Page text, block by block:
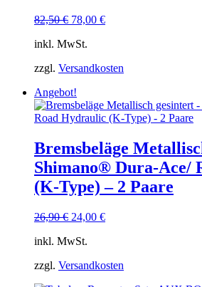
82,50€ Ursprünglicher
war:
78,00 €Aktueller
inkl. MwSt.
zzgl. Versandkosten
Angebot!
Bremsbeläge
Shimano® Dura-Ace/
(K-Type) – 2 Paare
26,90€ Ursprünglicher
war:
24,00 €Aktueller
inkl. MwSt.
zzgl. Versandkosten